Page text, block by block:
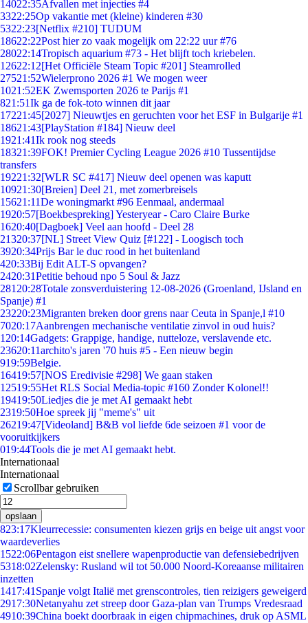
14022:35Afvallen met injecties #4
3322:25Op vakantie met (kleine) kinderen #30
5322:23[Netflix #210] TUDUM
18622:22Post hier zo vaak mogelijk om 22:22 uur #76
28022:14Tropisch aquarium #73 - Het blijft toch kriebelen.
12622:12[Het Officiële Steam Topic #201] Steamrolled
27521:52Wielerprono 2026 #1 We mogen weer
1021:52EK Zwemsporten 2026 te Parijs #1
821:51Ik ga de fok-toto winnen dit jaar
17221:45[2027] Nieuwtjes en geruchten voor het ESF in Bulgarije #1
18621:43[PlayStation #184] Nieuw deel
1921:41Ik rook nog steeds
18321:39FOK! Premier Cycling League 2026 #10 Tussentijdse
transfers
19221:32[WLR SC #417] Nieuw deel openen was kaputt
10921:30[Breien] Deel 21, met zomerbreisels
15621:11De woningmarkt #96 Eenmaal, andermaal
1920:57[Boekbespreking] Yesteryear - Caro Claire Burke
1620:40[Dagboek] Veel aan hoofd - Deel 28
21320:37[NL] Street View Quiz [#122] - Loogisch toch
3920:34Prijs Bar le duc rood in het buitenland
420:33Bij Edit ALT-S opvangen?
2420:31Petitie behoud npo 5 Soul & Jazz
281 20:28Totale zonsverduistering 12-08-2026 (Groenland, IJsland en
Spanje) #1
23220:23Migranten breken door grens naar Ceuta in Spanje,l #10
7020:17Aanbrengen mechanische ventilatie zinvol in oud huis?
1 20:14Gadgets: Grappige, handige, nutteloze, verslavende etc.
23620:11archito's jaren '70 huis #5 - Een nieuw begin
919:59Belgie.
16419:57[NOS Eredivisie #298] We gaan staken
12519:55Het RLS Social Media-topic #160 Zonder Kolonel!!
19419:50Liedjes die je met AI gemaakt hebt
2319:50Hoe spreek jij "meme's" uit
26219:47[Videoland] B&B vol liefde 6de seizoen #1 voor de
vooruitkijkers
019:44Tools die je met AI gemaakt hebt.
Internationaal
Internationaal
Scrollbar gebruiken
opslaan
823:17Kleurrecessie: consumenten kiezen grijs en beige uit angst voor
waardeverlies
1522:06Pentagon eist snellere wapenproductie van defensiebedrijven
5318:02Zelensky: Rusland wil tot 50.000 Noord-Koreaanse militairen
inzetten
1417:41 Spanje volgt Italië met grenscontroles, tien reizigers geweigerd
2917:30Netanyahu zet streep door Gaza-plan van Trumps Vredesraad
4910:39China boekt doorbraak in eigen chipmachines, druk op ASML